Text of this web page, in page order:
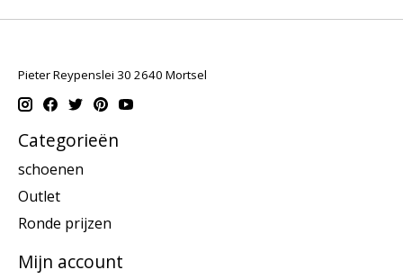
Pieter Reypenslei 30 2640 Mortsel
Categorieën
schoenen
Outlet
Ronde prijzen
Mijn account